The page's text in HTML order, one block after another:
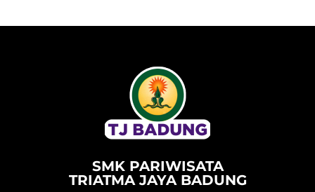
SMK PARIWISATA
TRIATMA JAYA BADUNG